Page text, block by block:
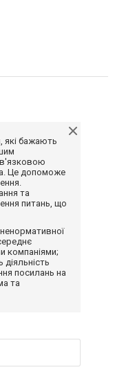
які бажають
Це допоможе
та
питань, що
компаніями;
посилань на
та